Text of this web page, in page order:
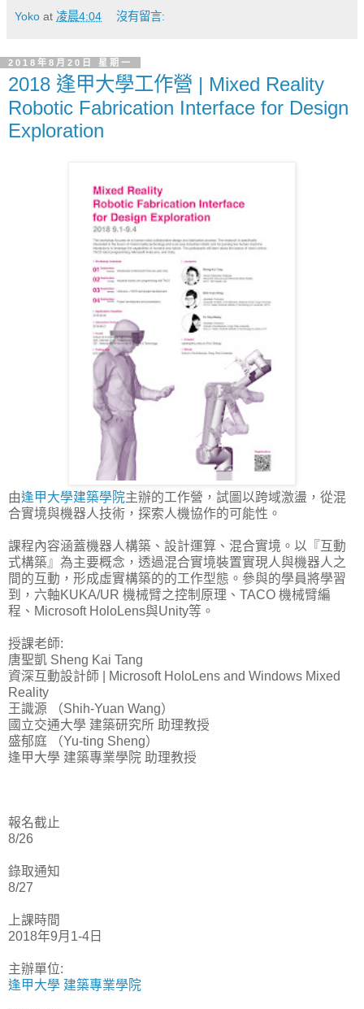
Yoko at 凌晨4:04 沒有留言:
2018年8月20日 星期一
2018 逢甲大學工作營 | Mixed Reality
Robotic Fabrication Interface for Design
Exploration
由逢甲大學建築學院主辦的工作營，試圖以跨域激盪，從混
合實境與機器人技術，探索人機協作的可能性。
課程內容涵蓋機器人構築、設計運算、混合實境。以『互動
式構築』為主要概念，透過混合實境裝置實現人與機器人之
間的互動，形成虛實構築的的工作型態。參與的學員將學習
到，六軸KUKA/UR 機械臂之控制原理、TACO 機械臂編
程、Microsoft HoloLens與Unity等。
授課老師:
唐聖凱 Sheng Kai Tang
資深互動設計師 | Microsoft HoloLens and Windows Mixed
Reality
王識源 （Shih-Yuan Wang）
國立交通大學 建築研究所 助理教授
盛郁庭 （Yu-ting Sheng）
逢甲大學 建築專業學院 助理教授
報名截止
8/26
錄取通知
8/27
上課時間
2018年9月1-4日
主辦單位:
逢甲大學 建築專業學院